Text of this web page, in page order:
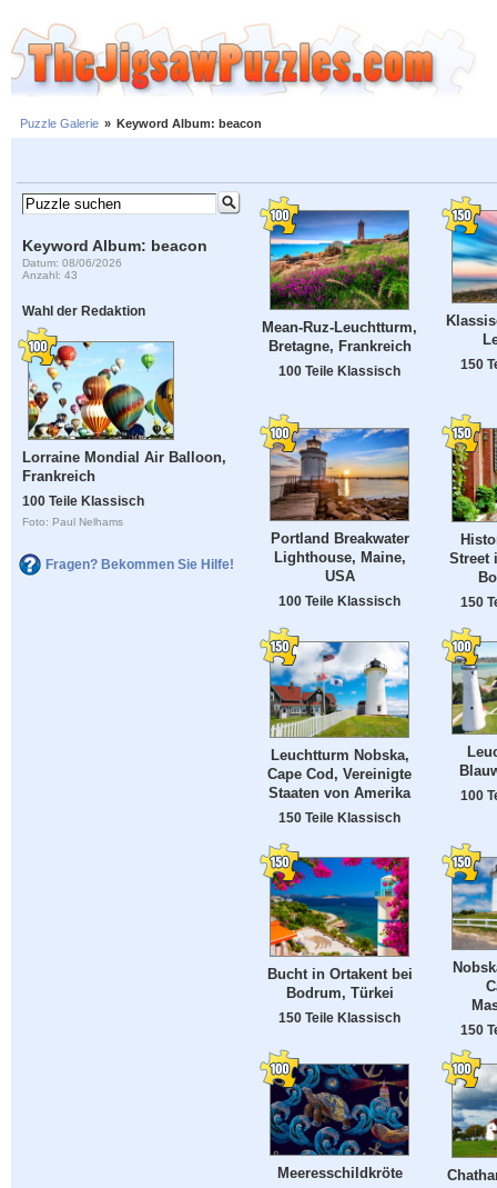
Puzzle Galerie » Keyword Album: beacon
Keyword Album: beacon
Datum: 08/06/2026
Anzahl: 43
Wahl der Redaktion
Lorraine Mondial Air Balloon,
Frankreich
100 Teile Klassisch
Foto: Paul Nelhams
Fragen? Bekommen Sie Hilfe!
Mean-Ruz-Leuchtturm,
Bretagne, Frankreich
100 Teile Klassisch
150
Portland Breakwater
Lighthouse, Maine,
USA
100 Teile Klassisch
Street
150
Leuchtturm Nobska,
Cape Cod, Vereinigte
Staaten von Amerika
150 Teile Klassisch
100
Bucht in Ortakent bei
Bodrum, Türkei
150 Teile Klassisch
150
Meeresschildkröte